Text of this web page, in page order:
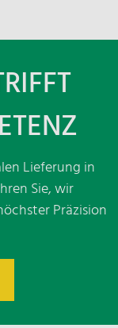
Lieferung in
Sie, wir
Präzision